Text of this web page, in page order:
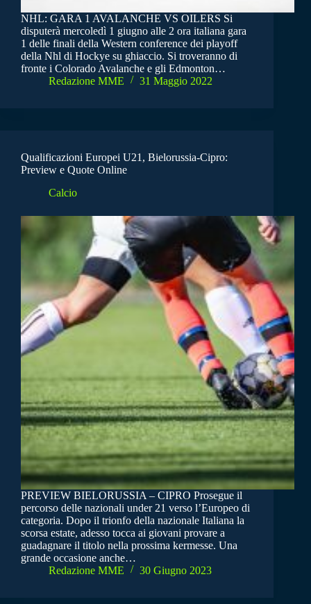
NHL: GARA 1 AVALANCHE VS OILERS Si
disputerà mercoledì 1 giugno alle 2 ora italiana gara
1 delle finali della Western conference dei playoff
della Nhl di Hockye su ghiaccio. Si troveranno di
fronte i Colorado Avalanche e gli Edmonton…
Redazione MME
31 Maggio 2022
Qualificazioni Europei U21, Bielorussia-Cipro:
Preview e Quote Online
Calcio
PREVIEW BIELORUSSIA – CIPRO Prosegue il
percorso delle nazionali under 21 verso l’Europeo di
categoria. Dopo il trionfo della nazionale Italiana la
scorsa estate, adesso tocca ai giovani provare a
guadagnare il titolo nella prossima kermesse. Una
grande occasione anche…
Redazione MME
30 Giugno 2023